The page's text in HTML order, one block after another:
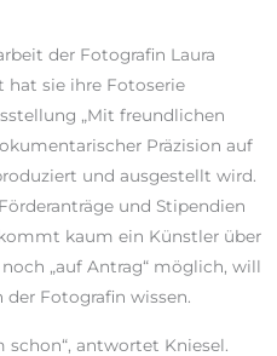
der Fotografin Laura
hat sie ihre Fotoserie
„Mit freundlichen
Präzision auf
und ausgestellt wird.
und Stipendien
kaum ein Künstler über
„auf Antrag“ möglich, will
der Fotografin wissen.
schon“, antwortet Kniesel.